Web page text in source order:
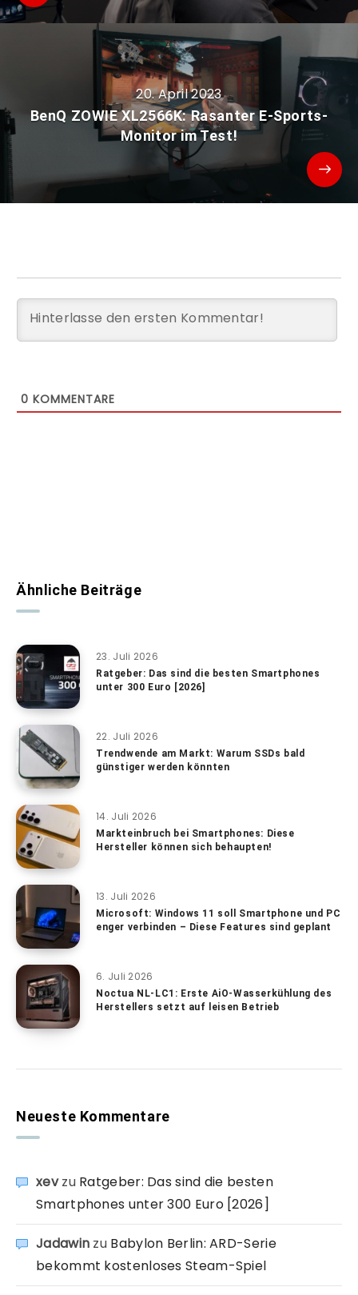
20. April 2023
BenQ ZOWIE XL2566K: Rasanter E-Sports-
Monitor im Test!
0 KOMMENTARE
Ähnliche Beiträge
23. Juli 2026
Ratgeber: Das sind die besten Smartphones
unter 300 Euro [2026]
22. Juli 2026
Trendwende am Markt: Warum SSDs bald
günstiger werden könnten
14. Juli 2026
Markteinbruch bei Smartphones: Diese
Hersteller können sich behaupten!
13. Juli 2026
Microsoft: Windows 11 soll Smartphone und PC
enger verbinden – Diese Features sind geplant
6. Juli 2026
Noctua NL-LC1: Erste AiO-Wasserkühlung des
Herstellers setzt auf leisen Betrieb
Neueste Kommentare
xevzu Ratgeber: Das sind die besten
Smartphones unter 300 Euro [2026]
Jadawin zu Babylon Berlin: ARD-Serie
bekommt kostenloses Steam-Spiel